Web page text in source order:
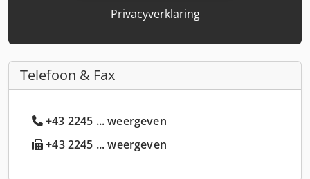
Privacyverklaring
Telefoon & Fax
+43 2245 ... weergeven
+43 2245 ... weergeven